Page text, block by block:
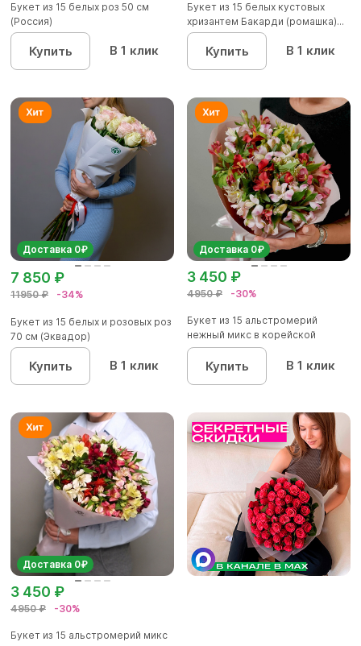
Букет из 15 белых роз 50 см
(Россия)
Купить В 1 клик
Букет из 15 белых кустовых
хризантем Бакарди (ромашка)...
Купить В 1 клик
Доставка 0₽
11950 ₽ -34%
7 850 ₽
Букет из 15 белых и розовых роз
70 см (Эквадор)
Купить В 1 клик
Доставка 0₽
4950 ₽ -30%
3 450 ₽
Букет из 15 альстромерий
нежный микс в корейской
упаков...
Купить В 1 клик
Доставка 0₽
4950 ₽ -30%
3 450 ₽
Букет из 15 альстромерий микс